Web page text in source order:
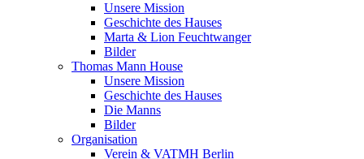
Unsere Mission
Geschichte des Hauses
Marta & Lion Feuchtwanger
Bilder
Thomas Mann House
Unsere Mission
Geschichte des Hauses
Die Manns
Bilder
Organisation
Verein & VATMH Berlin